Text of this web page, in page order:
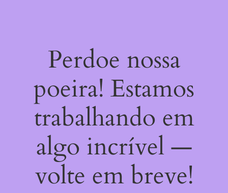
Perdoe nossa
poeira! Estamos
trabalhando em
algo incrível —
volte em breve!